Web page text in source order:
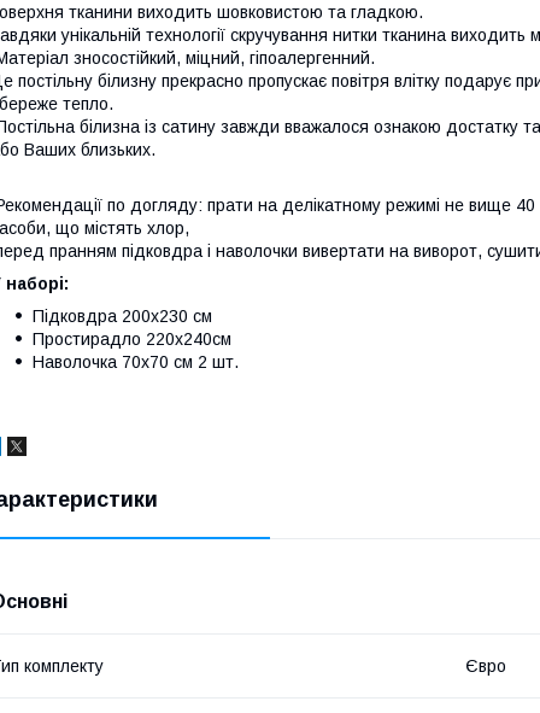
тканини виходить шовковистою та гладкою.
унікальній технології скручування нитки тканина
зносостійкий, міцний, гіпоалергенний.
постільну білизну прекрасно пропускає повітря влітку подарує
тепло.
білизна із сатину завжди вважалося ознакою
Ваших близьких.
по догляду: прати на делікатному режимі не вище 40
що містять хлор,
пранням підковдра і наволочки вивертати на виворот,
наборі:
Підковдра 200х230 см
Простирадло 220х240см
Наволочка 70х70 см 2 шт.
комплекту Євро